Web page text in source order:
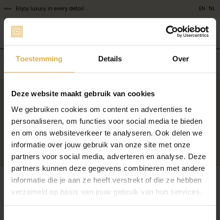
Toestemming Details Over
Deze website maakt gebruik van cookies
We gebruiken cookies om content en advertenties te
personaliseren, om functies voor social media te bieden
en om ons websiteverkeer te analyseren. Ook delen we
informatie over jouw gebruik van onze site met onze
partners voor social media, adverteren en analyse. Deze
partners kunnen deze gegevens combineren met andere
informatie die je aan ze heeft verstrekt of die ze hebben
verzameld op basis van jouw gebruik van hun services.
New Enjoy luxury in every detail EN NL
industriele handvatten
Nieuwsbrief
Meld je aan voor het laatste Fonszari-nieuws en ontvang exclusieve
aanbiedingen. Fonszari gebruikt jouw persoonsgegevens zoals beschreven in ons
Aanmelden
KLANTENSERVICE
Volg je bestelling
Verzending & Levering
ONS BEDRIJF
Pers & PR
Partnerprogramma